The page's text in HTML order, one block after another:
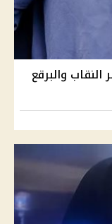
والبرقع